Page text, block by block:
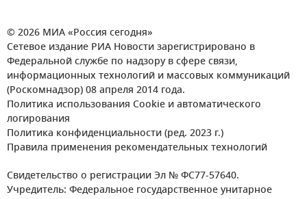
© 2026 МИА «Россия сегодня»
Сетевое издание РИА Новости зарегистрировано в
Федеральной службе по надзору в сфере связи,
информационных технологий и массовых коммуникаций
(Роскомнадзор) 08 апреля 2014 года.
Политика использования Cookie и автоматического
логирования
Политика конфиденциальности (ред. 2023 г.)
Правила применения рекомендательных технологий
Свидетельство о регистрации Эл № ФС77-57640.
Учредитель: Федеральное государственное унитарное